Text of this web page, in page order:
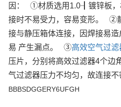
因：
①材质选用1.0┨镀锌板，
接时不易受力，容易变形。
②
接与静压箱体连接，因焊接易
易 产生漏点。
③高效空气过滤
压片，分别将高效过滤器4个边
气过滤器压力不均匀，故连接不
BBBSDGGERY6UFGH